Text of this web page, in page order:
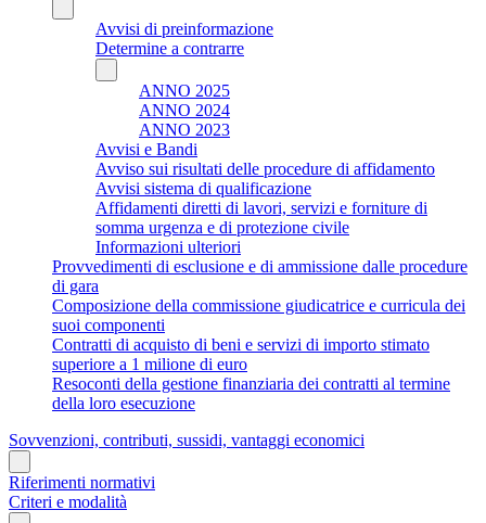
Avvisi di preinformazione
Determine a contrarre
ANNO 2025
ANNO 2024
ANNO 2023
Avvisi e Bandi
Avviso sui risultati delle procedure di affidamento
Avvisi sistema di qualificazione
Affidamenti diretti di lavori, servizi e forniture di
somma urgenza e di protezione civile
Informazioni ulteriori
Provvedimenti di esclusione e di ammissione dalle procedure
di gara
Composizione della commissione giudicatrice e curricula dei
suoi componenti
Contratti di acquisto di beni e servizi di importo stimato
superiore a 1 milione di euro
Resoconti della gestione finanziaria dei contratti al termine
della loro esecuzione
Sovvenzioni, contributi, sussidi, vantaggi economici
Riferimenti normativi
Criteri e modalità